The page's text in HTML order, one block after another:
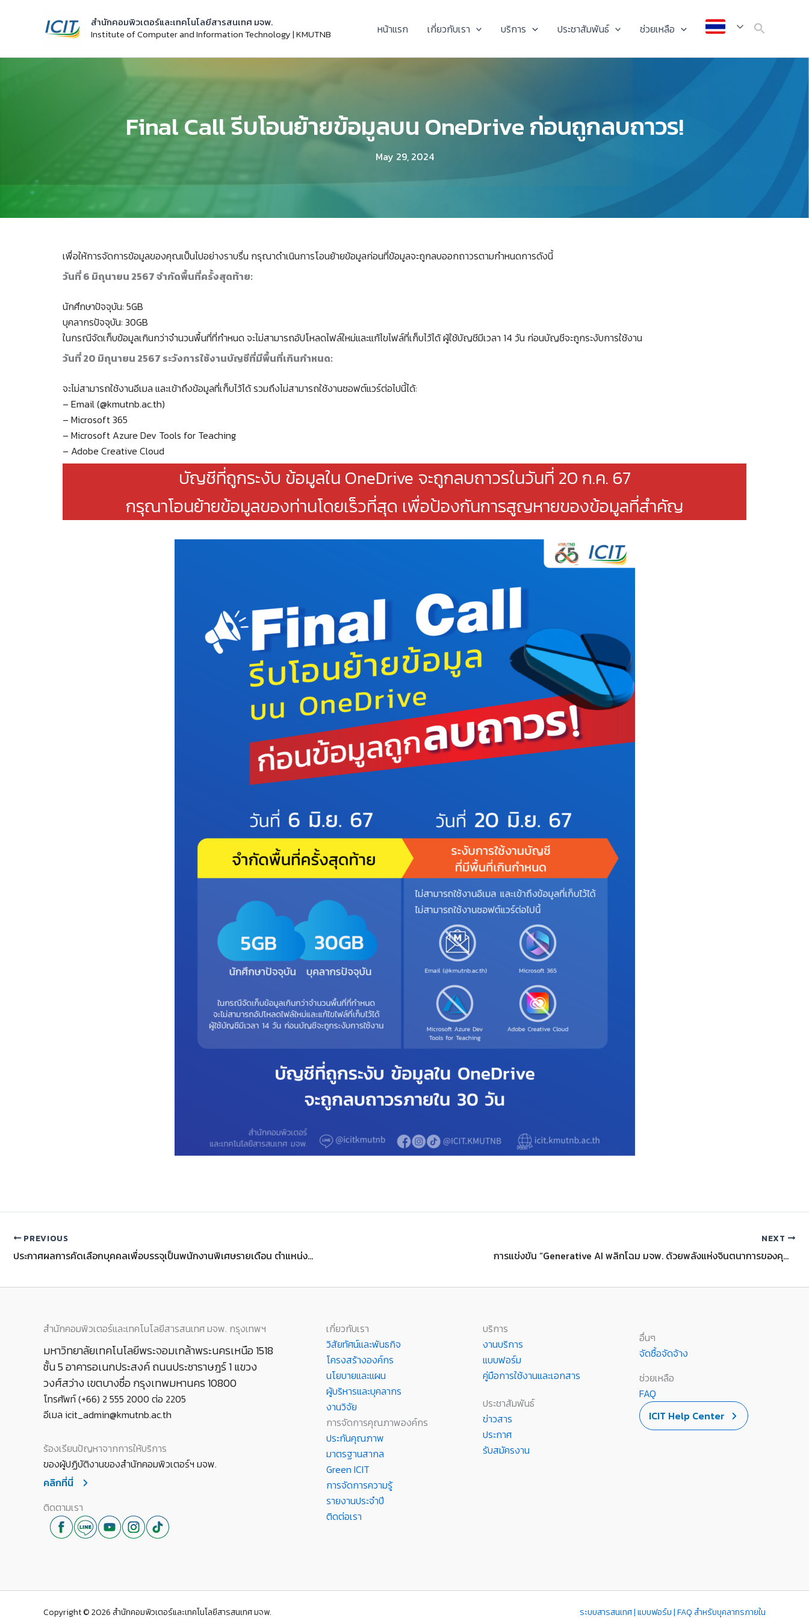
สำนักคอมพิวเตอร์และเทคโนโลยีสารสนเทศ มจพ.
Institute of Computer and Information Technology | KMUTNB
หน้าแรก เกี่ยวกับเรา บริการ ประชาสัมพันธ์ ช่วยเหลือ
Final Call รีบโอนย้ายข้อมูลบน OneDrive ก่อนถูกลบถาวร!
May 29, 2024
เพื่อให้การจัดการข้อมูลของคุณเป็นไปอย่างราบรื่น กรุณาดำเนินการโอนย้ายข้อมูลก่อนที่ข้อมูลจะถูกลบออกถาวรตามกำหนดการดังนี้
วันที่ 6 มิถุนายน 2567 จำกัดพื้นที่ครั้งสุดท้าย:
นักศึกษาปัจจุบัน: 5GB
บุคลากรปัจจุบัน: 30GB
ในกรณีจัดเก็บข้อมูลเกินกว่าจำนวนพื้นที่ที่กำหนด จะไม่สามารถอัปโหลดไฟล์ใหม่และแก้ไขไฟล์ที่เก็บไว้ได้ ผู้ใช้บัญชีมีเวลา 14 วัน ก่อนบัญชีจะถูกระงับการใช้งาน
วันที่ 20 มิถุนายน 2567 ระวังการใช้งานบัญชีที่มีพื้นที่เกินกำหนด:
จะไม่สามารถใช้งานอีเมล และเข้าถึงข้อมูลที่เก็บไว้ได้ รวมถึงไม่สามารถใช้งานซอฟต์แวร์ต่อไปนี้ได้:
– Email (@kmutnb.ac.th)
– Microsoft 365
– Microsoft Azure Dev Tools for Teaching
– Adobe Creative Cloud
บัญชีที่ถูกระงับ ข้อมูลใน OneDrive จะถูกลบถาวรในวันที่ 20 ก.ค. 67
กรุณาโอนย้ายข้อมูลของท่านโดยเร็วที่สุด เพื่อป้องกันการสูญหายของข้อมูลที่สำคัญ
PREVIOUS
ประกาศผลการคัดเลือกบุคคลเพื่อบรรจุเป็นพนักงานพิเศษรายเดือน ตำแหน่งช่างเทคนิค
NEXT
การแข่งขัน “Generative AI พลิกโฉม มจพ. ด้วยพลังแห่งจินตนาการของคุณ”
สำนักคอมพิวเตอร์และเทคโนโลยีสารสนเทศ มจพ. กรุงเทพฯ
มหาวิทยาลัยเทคโนโลยีพระจอมเกล้าพระนครเหนือ 1518
ชั้น 5 อาคารอเนกประสงค์ ถนนประชาราษฎร์ 1 แขวง
วงศ์สว่าง เขตบางซื่อ กรุงเทพมหานคร 10800
โทรศัพท์ (+66) 2 555 2000 ต่อ 2205
อีเมล icit_admin@kmutnb.ac.th
ร้องเรียนปัญหาจากการให้บริการ
ของผู้ปฏิบัติงานของสำนักคอมพิวเตอร์ฯ มจพ.
คลิกที่นี่
ติดตามเรา
เกี่ยวกับเรา
วิสัยทัศน์และพันธกิจ
โครงสร้างองค์กร
นโยบายและแผน
ผู้บริหารและบุคลากร
งานวิจัย
การจัดการคุณภาพองค์กร
ประกันคุณภาพ
มาตรฐานสากล
Green ICIT
การจัดการความรู้
รายงานประจำปี
ติดต่อเรา
บริการ
งานบริการ
แบบฟอร์ม
คู่มือการใช้งานและเอกสาร
ประชาสัมพันธ์
ข่าวสาร
ประกาศ
รับสมัครงาน
อื่นๆ
จัดซื้อจัดจ้าง
ช่วยเหลือ
FAQ
ICIT Help Center
Copyright © 2026 สำนักคอมพิวเตอร์และเทคโนโลยีสารสนเทศ มจพ. ระบบสารสนเทศ | แบบฟอร์ม | FAQ สำหรับบุคลากรภายใน